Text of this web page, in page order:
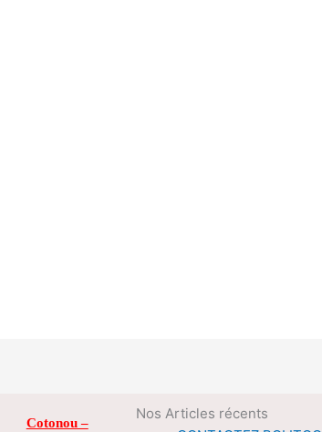
Cotonou –
Nos Articles récents